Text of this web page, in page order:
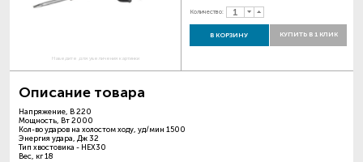
Наведите для увеличения картинки
Количество:
В КОРЗИНУ КУПИТЬ В 1 КЛИК
Описание товара
Напряжение, В 220
Мощность, Вт 2000
Кол-во ударов на холостом ходу, уд/мин 1500
Энергия удара, Дж 32
Тип хвостовика - HEX30
Вес, кг 18